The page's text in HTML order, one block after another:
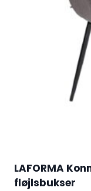
LAFORMA
fløjlsbukser